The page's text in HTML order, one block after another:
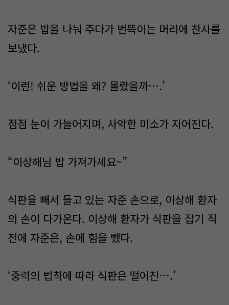
자준은 밥을 나눠 주다가 번뜩이는 머리에 찬사를
보냈다.
‘이런! 쉬운 방법을 왜? 몰랐을까….’
점점 눈이 가늘어지며, 사악한 미소가 지어진다.
“이상해님 밥 가져가세요~”
식판을 빼서 들고 있는 자준 손으로, 이상해 환자
의 손이 다가온다. 이상해 환자가 식판을 잡기 직
전에 자준은, 손에 힘을 뺐다.
‘중력의 법칙에 따라 식판은 떨어진….’